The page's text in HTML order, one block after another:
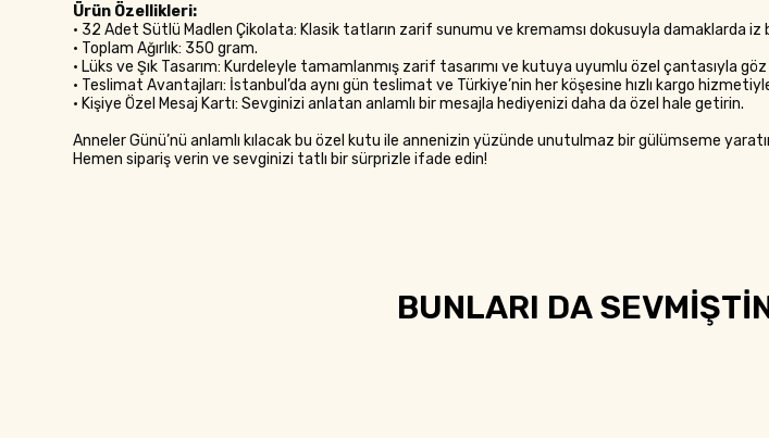
Ürün Özellikleri:
• 32 Adet Sütlü Madlen Çikolata: Klasik tatların zarif sunumu ve kremamsı dokusuyla damaklarda iz
• Toplam Ağırlık: 350 gram.
• Lüks ve Şık Tasarım: Kurdeleyle tamamlanmış zarif tasarımı ve kutuya uyumlu özel çantasıyla göz
• Teslimat Avantajları: İstanbul’da aynı gün teslimat ve Türkiye’nin her köşesine hızlı kargo
• Kişiye Özel Mesaj Kartı: Sevginizi anlatan anlamlı bir mesajla hediyenizi daha da özel hale getirin.
Anneler Günü’nü anlamlı kılacak bu özel kutu ile annenizin yüzünde unutulmaz bir gülümseme
Hemen sipariş verin ve sevginizi tatlı bir sürprizle ifade edin!
BUNLARI DA